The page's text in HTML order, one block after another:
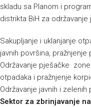
skladu sa Planom i
distrikta BiH za održavanje
Sakupljanje i uklanjanje
javnih površina,
Održavanje pješačke
otpadaka i pražnjenje
Održavanje javnih i
Sektor za zbrinjavanje